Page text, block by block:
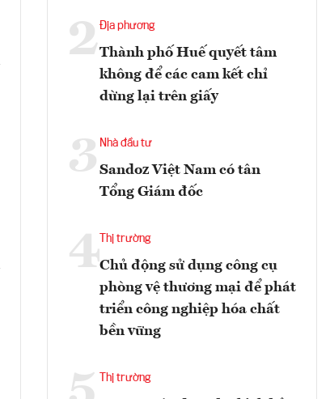
2Địa phương
Thành phố Huế quyết tâm
không để các cam kết chỉ
dừng lại trên giấy
3 Nhà đầu tư
Sandoz Việt Nam có tân
Tổng Giám đốc
4 Thị trường
Chủ động sử dụng công cụ
phòng vệ thương mại để phát
triển công nghiệp hóa chất
bền vững
Thị trường